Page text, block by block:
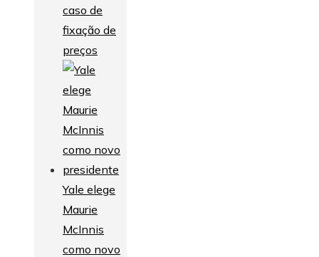
caso de
fixação de
preços
Yale elege
Maurie
McInnis
como novo